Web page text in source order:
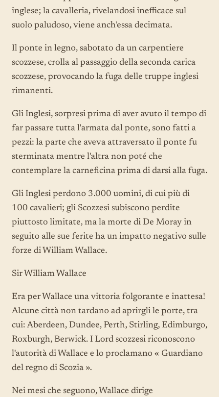
inglese; la cavalleria, rivelandosi inefficace sul
suolo paludoso, viene anch'essa decimata.
Il ponte in legno, sabotato da un carpentiere
scozzese, crolla al passaggio della seconda carica
scozzese, provocando la fuga delle truppe inglesi
rimanenti.
Gli Inglesi, sorpresi prima di aver avuto il tempo di
far passare tutta l'armata dal ponte, sono fatti a
pezzi: la parte che aveva attraversato il ponte fu
sterminata mentre l'altra non poté che
contemplare la carneficina prima di darsi alla fuga.
Gli Inglesi perdono 3.000 uomini, di cui più di
100 cavalieri; gli Scozzesi subiscono perdite
piuttosto limitate, ma la morte di De Moray in
seguito alle sue ferite ha un impatto negativo sulle
forze di William Wallace.
Sir William Wallace
Era per Wallace una vittoria folgorante e inattesa!
Alcune città non tardano ad aprirgli le porte, tra
cui: Aberdeen, Dundee, Perth, Stirling, Edimburgo,
Roxburgh, Berwick. I Lord scozzesi riconoscono
l'autorità di Wallace e lo proclamano « Guardiano
del regno di Scozia ».
Nei mesi che seguono, Wallace dirige